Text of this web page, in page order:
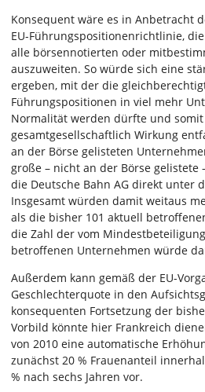
Konsequent wäre es in Anbetracht
EU-Führungspositionenrichtlinie,
alle börsennotierten oder
auszuweiten. So würde sich eine
ergeben, mit der die
Führungspositionen in viel mehr
Normalität werden dürfte und somit
gesamtgesellschaftlich Wirkung
an der Börse gelisteten
große – nicht an der Börse gelistete
die Deutsche Bahn AG direkt unter
Insgesamt würden damit weitaus
als die bisher 101 aktuell
die Zahl der vom
betroffenen Unternehmen würde
Außerdem kann gemäß der EU-
Geschlechterquote in den
konsequenten Fortsetzung der
Vorbild könnte hier Frankreich
von 2010 eine automatische
zunächst 20 % Frauenanteil
% nach sechs Jahren vor.